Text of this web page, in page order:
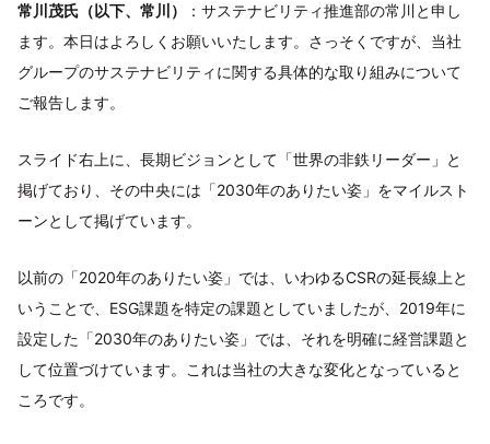
常川茂氏（以下、常川）
：サステナビリティ推進部の常川と申し
ます。本日はよろしくお願いいたします。さっそくですが、当社
グループのサステナビリティに関する具体的な取り組みについて
ご報告します。
スライド右上に、長期ビジョンとして「世界の非鉄リーダー」と
掲げており、その中央には「2030年のありたい姿」をマイルスト
ーンとして掲げています。
以前の「2020年のありたい姿」では、いわゆるCSRの延長線上と
いうことで、ESG課題を特定の課題としていましたが、2019年に
設定した「2030年のありたい姿」では、それを明確に経営課題と
して位置づけています。これは当社の大きな変化となっていると
ころです。